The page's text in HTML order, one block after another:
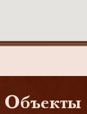
Объекты